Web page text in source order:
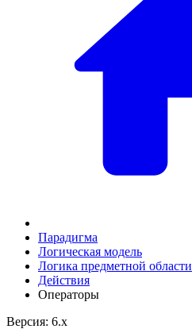
Парадигма
Логическая модель
Логика предметной области
Действия
Оператоpы
Версия: 6.x